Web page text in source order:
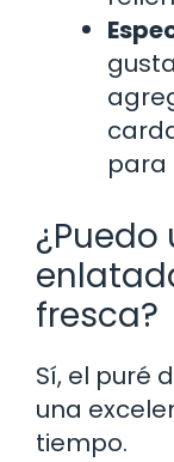
para
fresca?
Sí, el puré
una
tiempo.